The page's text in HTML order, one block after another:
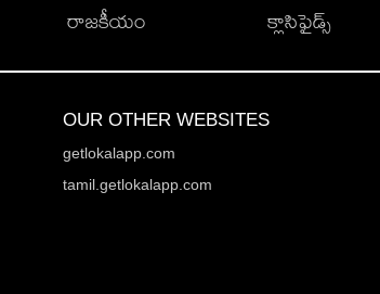
రాజకీయం
క్లాసిఫైడ్స్
OUR OTHER WEBSITES
getlokalapp.com
tamil.getlokalapp.com